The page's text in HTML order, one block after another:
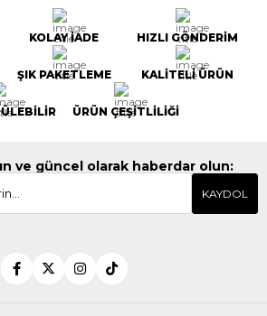
KOLAY İADE HIZLI GÖNDERİM
ŞIK PAKETLEME KALİTELİ ÜRÜN
ÜRÜN ÇEŞİTLİLİĞİ
ve güncel olarak haberdar olun:
KAYDOL